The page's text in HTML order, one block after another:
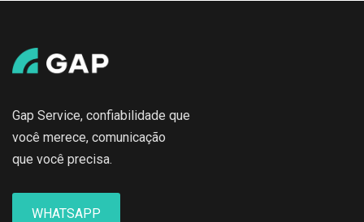
Gap Service, confiabilidade que
você merece, comunicação
que você precisa.
WHATSAPP